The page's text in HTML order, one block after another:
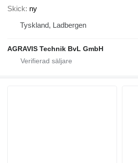
Skick ny
Tyskland, Ladbergen
AGRAVIS Technik BvL GmbH